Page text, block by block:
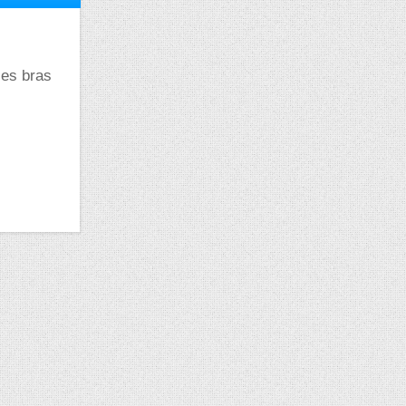
bras